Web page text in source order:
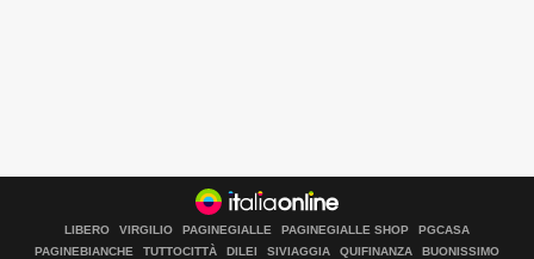
LIBERO VIRGILIO PAGINEGIALLE PAGINEGIALLE SHOP
PGCASA
PAGINEBIANCHE
TUTTOCITTÀ DILEI SIVIAGGIA QUIFINANZA BUONISSIMO